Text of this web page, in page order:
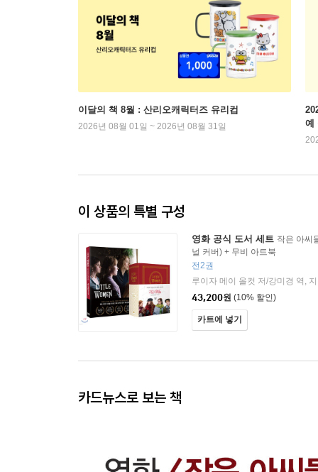
이달의 책 8월 : 산리오캐릭터즈 유리컵
2026년 08월 01일 ~ 2026년 08월 31일
예
이 상품의 특별 구성
영화 공식 도서 세트 작은 아씨
널 커버) + 무비 아트북
전2권
43,200원 (10% 할인)
카트에 넣기
카드뉴스로 보는 책